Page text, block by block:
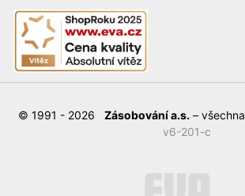
© 1991 - 2026 Zásobování a.s. –
v6-201-c